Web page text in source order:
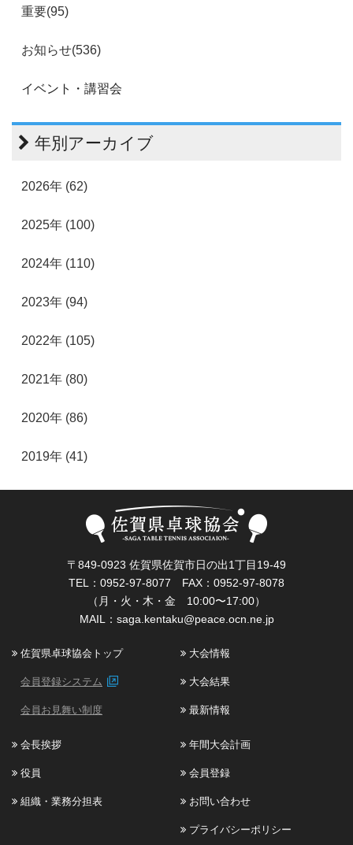
重要(95)
お知らせ(536)
イベント・講習会
年別アーカイブ
2026年 (62)
2025年 (100)
2024年 (110)
2023年 (94)
2022年 (105)
2021年 (80)
2020年 (86)
2019年 (41)
〒849-0923 佐賀県佐賀市日の出1丁目19-49
TEL：0952-97-8077 FAX：0952-97-8078
（月・火・木・金 10:00〜17:00）
MAIL： saga.kentaku@peace.ocn.ne.jp
佐賀県卓球協会トップ
会員登録システム
会員お見舞い制度
大会情報
大会結果
最新情報
会長挨拶
役員
組織・業務分担表
年間大会計画
会員登録
お問い合わせ
プライバシーポリシー